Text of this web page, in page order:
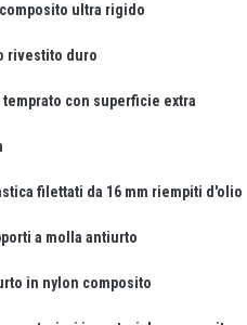
ultra rigido
rivestito duro
con superficie extra
filettati da 16 mm riempiti d'olio
a molla antiurto
in nylon composito